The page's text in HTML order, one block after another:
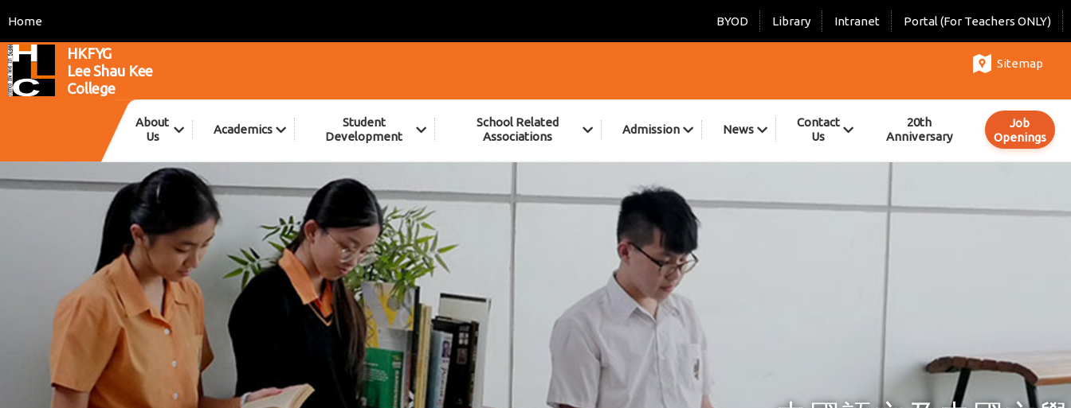
Home Portal (For Teachers ONLY)
Intranet
Library
BYOD
HKFYG
Lee Shau Kee
College
Sitemap
About
Us
Academics
Student
Development
School Related
Associations
Admission News
Contact
Us
20th
Anniversary
Job
Openings